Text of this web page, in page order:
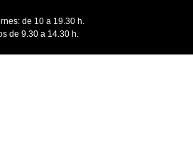
de 10 a 19.30 h.
de 9.30 a 14.30 h.